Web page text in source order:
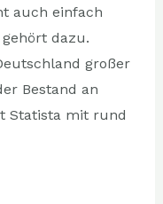
auch einfach
dazu.
großer
Bestand an
Statista mit rund